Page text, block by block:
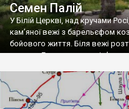
Семен Палій
У Білій Церкві, над кручами
кам’яної вежі з барельєфом
бойового життя. Біля вежі
ядрами. Гора ця носить ім’я
козацького полковника та
Правобережної України в